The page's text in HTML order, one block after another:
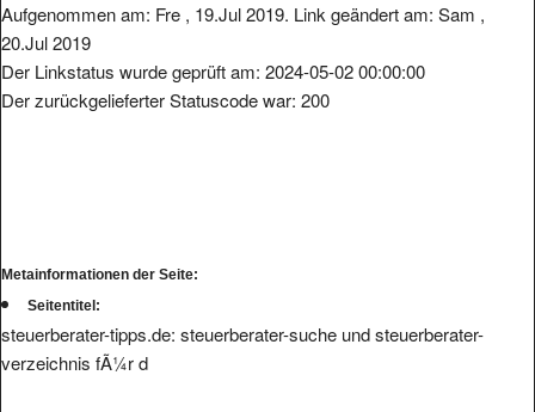
Aufgenommen am: Fre , 19.Jul 2019. Link geändert am: Sam ,
20.Jul 2019
Der Linkstatus wurde geprüft am: 2024-05-02 00:00:00
Der zurückgelieferter Statuscode war: 200
Metainformationen der Seite:
Seitentitel:
steuerberater-tipps.de: steuerberater-suche und steuerberater-
verzeichnis fÃ¼r d